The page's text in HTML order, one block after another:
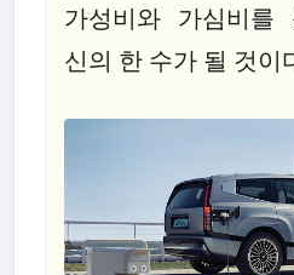
가성비와 가심비를
신의 한 수가 될 것이